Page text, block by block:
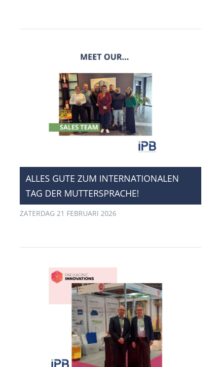
​ALLES GUTE ZUM INTERNATIONALEN
TAG DER MUTTERSPRACHE!
ZATERDAG 21 FEBRUARI 2026